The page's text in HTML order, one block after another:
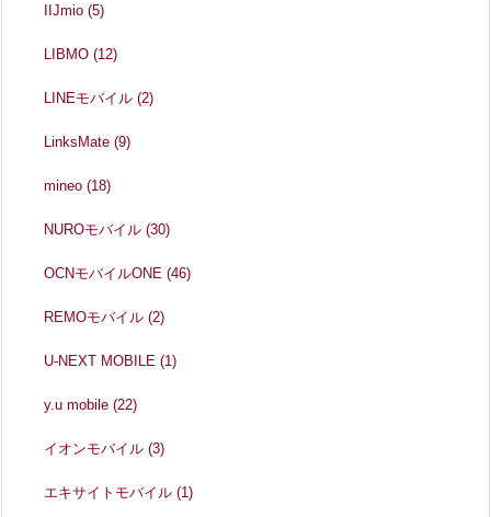
IIJmio(5)
LIBMO(12)
LINEモバイル(2)
LinksMate(9)
mineo(18)
NUROモバイル(30)
OCNモバイルONE(46)
REMOモバイル(2)
U-NEXT MOBILE(1)
y.u mobile(22)
イオンモバイル(3)
エキサイトモバイル(1)